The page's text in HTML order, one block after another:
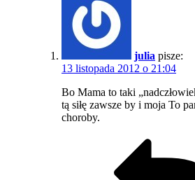
julia pisze:
13 listopada 2012 o 21:04
Bo Mama to taki
tą siłę zawsze by i moja To
choroby.